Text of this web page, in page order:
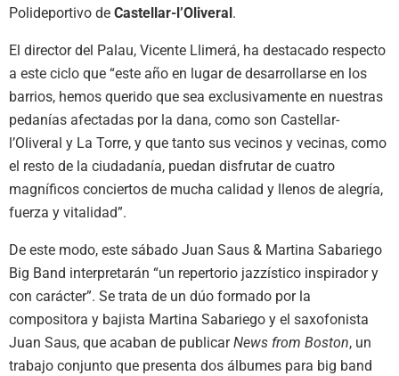
Polideportivo de Castellar-l’Oliveral .
El director del Palau, Vicente Llimerá, ha destacado respecto
a este ciclo que “este año en lugar de desarrollarse en los
barrios, hemos querido que sea exclusivamente en nuestras
pedanías afectadas por la dana, como son Castellar-
l’Oliveral y La Torre, y que tanto sus vecinos y vecinas, como
el resto de la ciudadanía, puedan disfrutar de cuatro
magníficos conciertos de mucha calidad y llenos de alegría,
fuerza y vitalidad”.
De este modo, este sábado Juan Saus & Martina Sabariego
Big Band interpretarán “un repertorio jazzístico inspirador y
con carácter”. Se trata de un dúo formado por la
compositora y bajista Martina Sabariego y el saxofonista
Juan Saus, que acaban de publicarNews from Boston, un
trabajo conjunto que presenta dos álbumes para big band